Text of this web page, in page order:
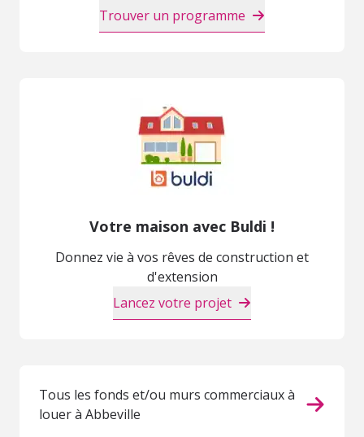
Trouver un programme
Votre maison avec Buldi !
Donnez vie à vos rêves de construction et
d'extension
Lancez votre projet
Tous les fonds et/ou murs commerciaux à
louer à Abbeville